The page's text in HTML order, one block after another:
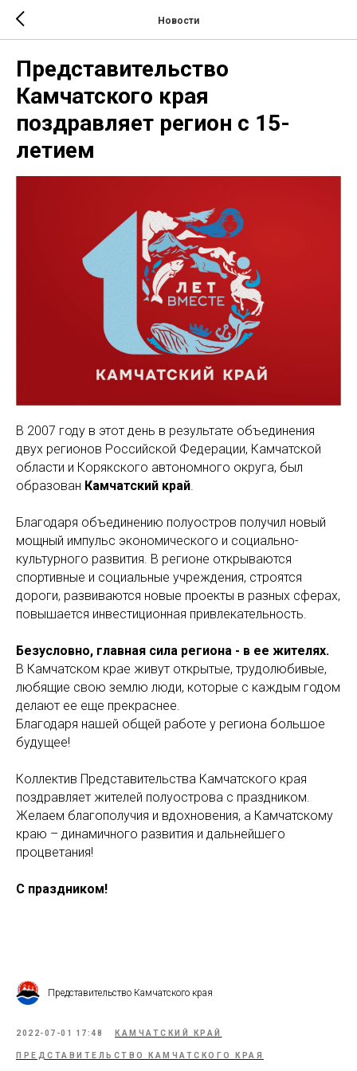
Новости
Представительство
Камчатского края
поздравляет регион с 15-
летием
В 2007 году в этот день в результате объединения
двух регионов Российской Федерации, Камчатской
области и Корякского автономного округа, был
образован Камчатский край.
Благодаря объединению полуостров получил новый
мощный импульс экономического и социально-
культурного развития. В регионе открываются
спортивные и социальные учреждения, строятся
дороги, развиваются новые проекты в разных сферах,
повышается инвестиционная привлекательность.
Безусловно, главная сила региона - в ее жителях.
В Камчатском крае живут открытые, трудолюбивые,
любящие свою землю люди, которые с каждым годом
делают ее еще прекраснее.
Благодаря нашей общей работе у региона большое
будущее!
Коллектив Представительства Камчатского края
поздравляет жителей полуострова с праздником.
Желаем благополучия и вдохновения, а Камчатскому
краю – динамичного развития и дальнейшего
процветания!
С праздником!
Представительство Камчатского края
2022-07-01 17:48 КАМЧАТСКИЙ КРАЙ
ПРЕДСТАВИТЕЛЬСТВО КАМЧАТСКОГО КРАЯ